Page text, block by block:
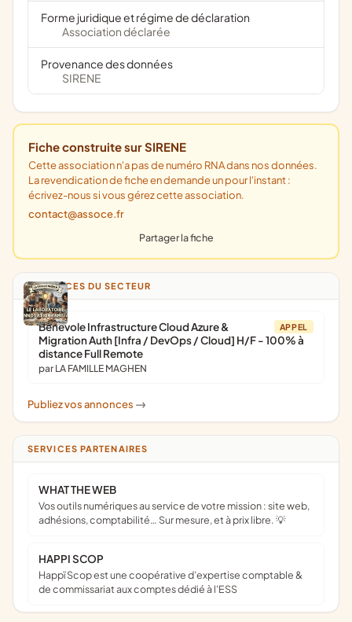
Forme juridique et régime de déclaration
Association déclarée
Provenance des données
SIRENE
Fiche construite sur SIRENE
Cette association n'a pas de numéro RNA dans nos données.
La revendication de fiche en demande un pour l'instant :
écrivez-nous si vous gérez cette association.
contact@assoce.fr
Partager la fiche
ANNONCES DU SECTEUR
APPEL
Bénévole Infrastructure Cloud Azure &
Migration Auth [Infra / DevOps / Cloud] H/F - 100% à
distance Full Remote
par LA FAMILLE MAGHEN
Publiez vos annonces ->
SERVICES PARTENAIRES
WHAT THE WEB
Vos outils numériques au service de votre mission : site web,
adhésions, comptabilité… Sur mesure, et à prix libre. 💡
HAPPI SCOP
Happï Scop est une coopérative d’expertise comptable &
de commissariat aux comptes dédié à l'ESS